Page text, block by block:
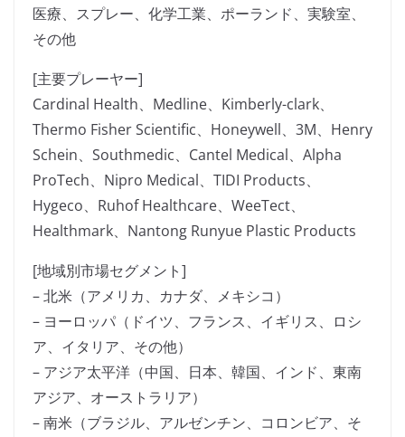
医療、スプレー、化学工業、ポーランド、実験室、
その他
[主要プレーヤー]
Cardinal Health、Medline、Kimberly-clark、
Thermo Fisher Scientific、Honeywell、3M、Henry
Schein、Southmedic、Cantel Medical、Alpha
ProTech、Nipro Medical、TIDI Products、
Hygeco、Ruhof Healthcare、WeeTect、
Healthmark、Nantong Runyue Plastic Products
[地域別市場セグメント]
– 北米（アメリカ、カナダ、メキシコ）
– ヨーロッパ（ドイツ、フランス、イギリス、ロシ
ア、イタリア、その他）
– アジア太平洋（中国、日本、韓国、インド、東南
アジア、オーストラリア）
– 南米（ブラジル、アルゼンチン、コロンビア、そ